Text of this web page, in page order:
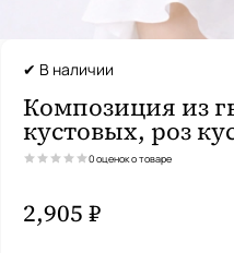
✔ В наличии
Композиция из
кустовых, роз
0 оценок о товаре
2,905 ₽